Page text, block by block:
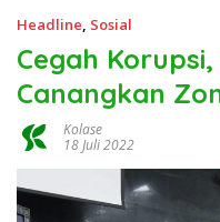
Headline, Sosial
Cegah
Canangkan
Kolase
18 Juli 2022